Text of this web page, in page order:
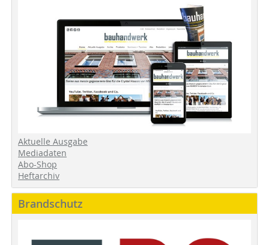
Aktuelle Ausgabe
Mediadaten
Abo-Shop
Heftarchiv
Brandschutz